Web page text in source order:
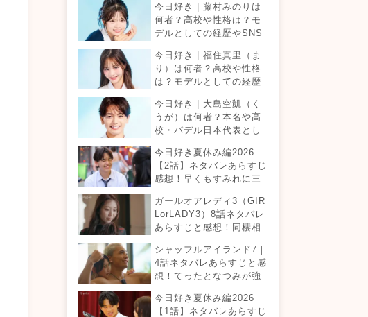
今日好き | 藤村みのりは
何者？高校や性格は？モ
デルとしての経歴やSNS
今日好き | 福住真里（ま
り）は何者？高校や性格
は？モデルとしての経歴
め！
今日好き | 大島空凱（く
うが）は何者？本名や高
校・パデル日本代表とし
ールまとめ！
今日好き夏休み編2026
【2話】ネタバレあらすじ
感想！早くもすみれに三
ルは生まれる？
ガールオアレディ3（GIR
LorLADY3）8話ネタバレ
あらすじと感想！同棲相
気持ちの変化は…？
シャッフルアイランド7｜
4話ネタバレあらすじと感
想！てったとなつみが強
カップル誕生！？
今日好き夏休み編2026
【1話】ネタバレあらすじ